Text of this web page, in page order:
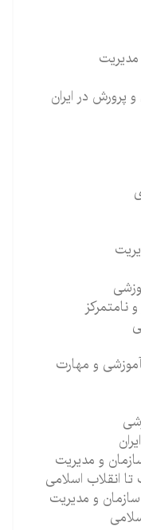
و مهارت
و مدیریت
اسلامی
و مدیریت